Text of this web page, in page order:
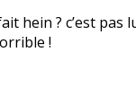
hein ? c’est pas
!